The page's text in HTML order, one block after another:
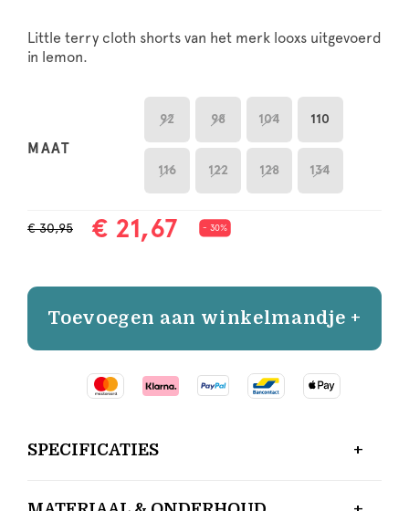
Little terry cloth shorts van het merk looxs uitgevoerd
in lemon.
MAAT
92 98 104 110
116 122 128 134
€ 30,95 € 21,67 - 30%
Toevoegen aan winkelmandje +
SPECIFICATIES